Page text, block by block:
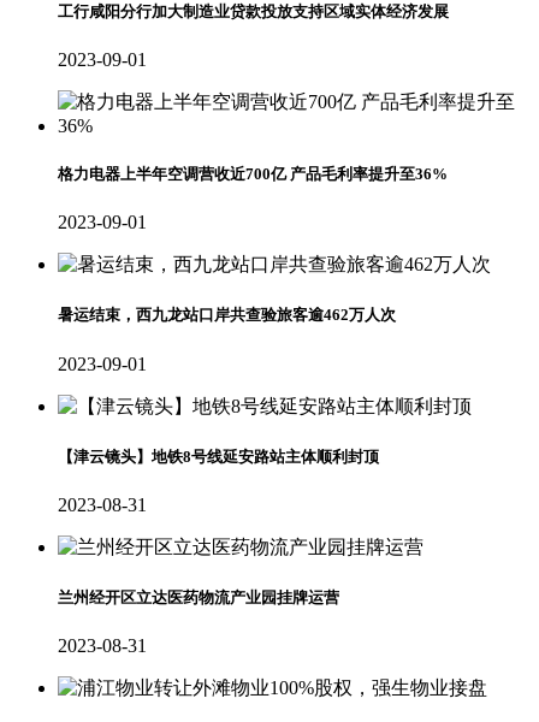
工行咸阳分行加大制造业贷款投放支持区域实体经济发展
2023-09-01
格力电器上半年空调营收近700亿 产品毛利率提升至36%
2023-09-01
暑运结束，西九龙站口岸共查验旅客逾462万人次
2023-09-01
【津云镜头】地铁8号线延安路站主体顺利封顶
2023-08-31
兰州经开区立达医药物流产业园挂牌运营
2023-08-31